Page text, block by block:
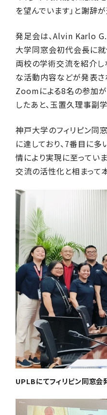
を望んでいます」と謝辞
発足会は、Alvin Karlo G.
大学同窓会初代会長に就
両校の学術交流を紹介し
な活動内容などが発表さ
Zoomによる8名の参加
したあと、玉置久理事副
神戸大学のフィリピン同
に達しており、7番目に
情により実現に至ってい
交流の活性化と相まって
UPLBにてフィリピン同窓会